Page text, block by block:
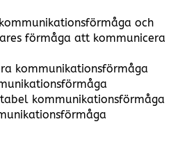
och
förmåga att kommunicera
kommunikationsförmåga
kommunikationsförmåga